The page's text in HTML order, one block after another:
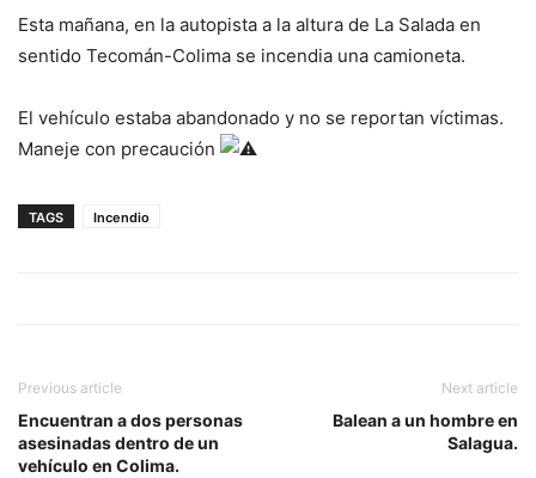
Esta mañana, en la autopista a la altura de La Salada en
sentido Tecomán-Colima se incendia una camioneta.
El vehículo estaba abandonado y no se reportan víctimas.
Maneje con precaución
TAGS Incendio
Previous article
Encuentran a dos personas
asesinadas dentro de un
vehículo en Colima.
Next article
Balean a un hombre en
Salagua.